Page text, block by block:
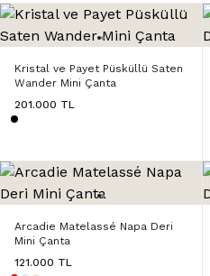
Kristal ve Payet Püsküllü Saten
Wander Mini Çanta
201.000 TL
Arcadie Matelassé Napa Deri
Mini Çanta
121.000 TL